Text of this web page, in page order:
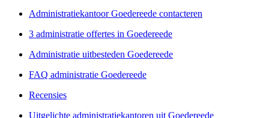
Administratiekantoor Goedereede contacteren
3 administratie offertes in Goedereede
Administratie uitbesteden Goedereede
FAQ administratie Goedereede
Recensies
Uitgelichte administratiekantoren uit Goedereede